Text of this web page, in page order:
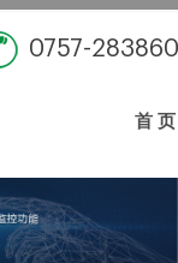
0757-
首 页